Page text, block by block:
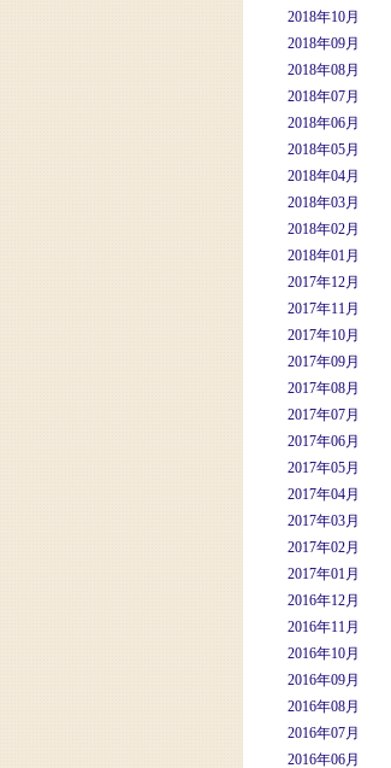
2018年10月
2018年09月
2018年08月
2018年07月
2018年06月
2018年05月
2018年04月
2018年03月
2018年02月
2018年01月
2017年12月
2017年11月
2017年10月
2017年09月
2017年08月
2017年07月
2017年06月
2017年05月
2017年04月
2017年03月
2017年02月
2017年01月
2016年12月
2016年11月
2016年10月
2016年09月
2016年08月
2016年07月
2016年06月